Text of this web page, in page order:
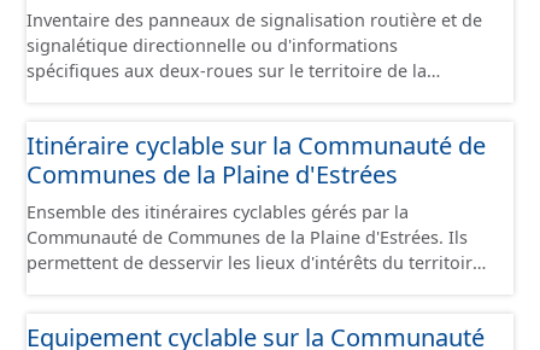
Inventaire des panneaux de signalisation routière et de
signalétique directionnelle ou d'informations
spécifiques aux deux-roues sur le territoire de la
en cours de réalisation. Cet inventaire est en cours, la
donnée n'est donc pas exhaustive.
Itinéraire cyclable sur la Communauté de
Communes de la Plaine d'Estrées
Ensemble des itinéraires cyclables gérés par la
Communauté de Communes de la Plaine d'Estrées. Ils
permettent de desservir les lieux d'intérêts du territoire
de bonnes conditions. Ils peuvent emprunter tout type
Equipement cyclable sur la Communauté